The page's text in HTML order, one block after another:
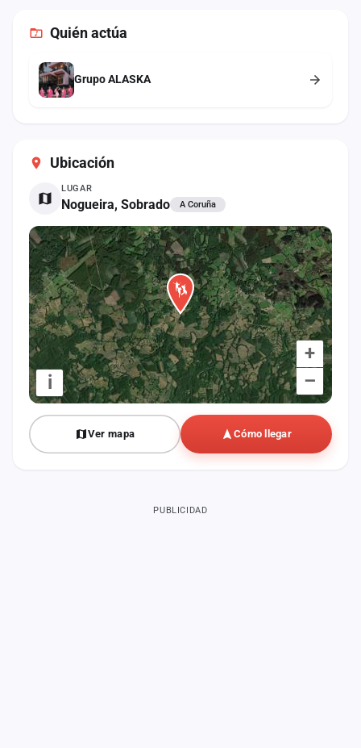
Ubicación
LUGAR
Nogueira, Sobrado A Coruña
+
–
i
Ver mapa Cómo llegar
Quién actúa
Grupo ALASKA
PUBLICIDAD